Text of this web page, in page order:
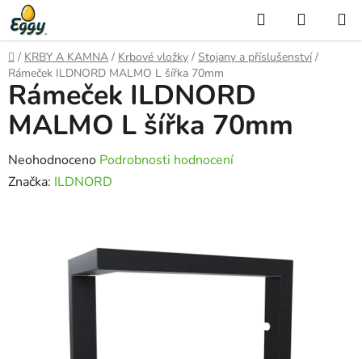
Přejít
na
obsah
Hledat
KOŠÍK
Domů
/ KRBY A KAMNA / Krbové vložky / Stojany a příslušenství /
Rámeček ILDNORD MALMO L šířka 70mm
Rámeček ILDNORD
MALMO L šířka 70mm
Průměrné
hodnocení
Neohodnoceno Podrobnosti hodnocení
Značka: ILDNORD